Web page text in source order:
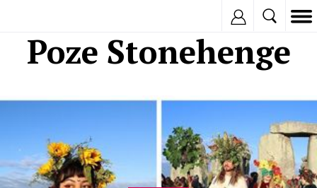
Poze Stonehenge